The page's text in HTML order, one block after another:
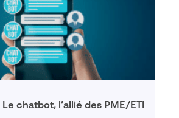
chatbot, l’allié des PME/ETI